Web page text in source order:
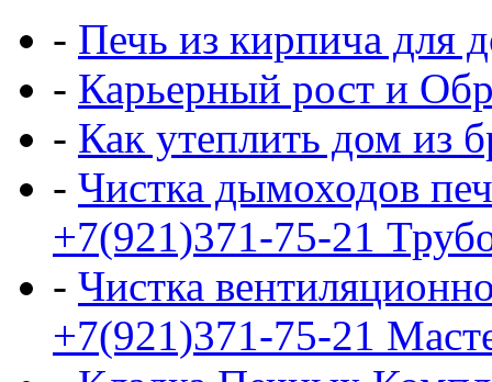
- Печь из кирпича для
- Карьерный рост и
- Как утеплить дом из
- Чистка дымоходов
+7(921)371-75-21
- Чистка
+7(921)371-75-21